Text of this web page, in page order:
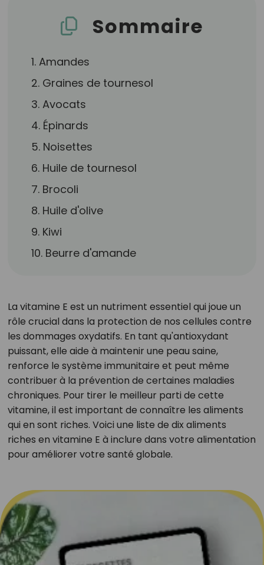
Sommaire
1. Amandes
2. Graines de tournesol
3. Avocats
4. Épinards
5. Noisettes
6. Huile de tournesol
7. Brocoli
8. Huile d'olive
9. Kiwi
10. Beurre d'amande
La vitamine E est un nutriment essentiel qui joue un
rôle crucial dans la protection de nos cellules contre
les dommages oxydatifs. En tant qu'antioxydant
puissant, elle aide à maintenir une peau saine,
renforce le système immunitaire et peut même
contribuer à la prévention de certaines maladies
chroniques. Pour tirer le meilleur parti de cette
vitamine, il est important de connaître les aliments
qui en sont riches. Voici une liste de dix aliments
riches en vitamine E à inclure dans votre alimentation
pour améliorer votre santé globale.